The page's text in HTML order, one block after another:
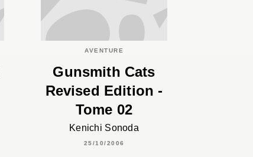
AVENTURE
Gunsmith Cats
Revised Edition -
Tome 02
Kenichi Sonoda
25/10/2006